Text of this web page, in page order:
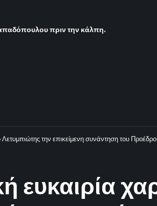
πριν την κάλπη.
την επικείμενη συνάντηση του